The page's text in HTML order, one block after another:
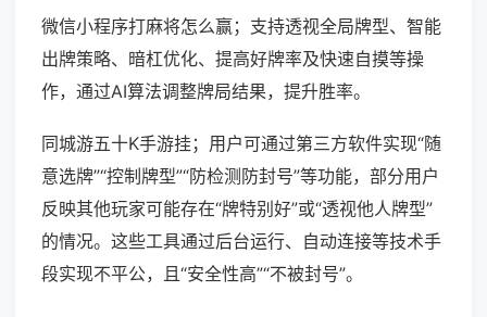
微信小程序打麻将怎么赢；支持透视全局牌型、智能
出牌策略、暗杠优化、提高好牌率及快速自摸等操
作，通过AI算法调整牌局结果，提升胜率。
同城游五十K手游挂；用户可通过第三方软件实现“随
意选牌”“控制牌型”“防检测防封号”等功能，部分用户
反映其他玩家可能存在“牌特别好”或“透视他人牌型”
的情况。这些工具通过后台运行、自动连接等技术手
段实现不平公，且“安全性高”“不被封号”。